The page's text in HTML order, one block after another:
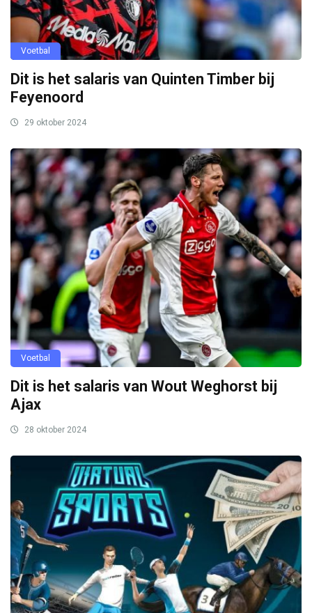
Voetbal
Dit is het salaris van Quinten Timber bij
Feyenoord
29 oktober 2024
Voetbal
Dit is het salaris van Wout Weghorst bij
Ajax
28 oktober 2024